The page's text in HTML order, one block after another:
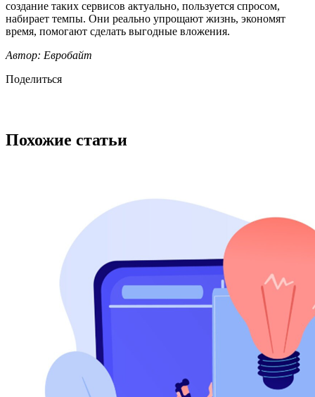
создание таких сервисов актуально, пользуется спросом,
набирает темпы. Они реально упрощают жизнь, экономят
время, помогают сделать выгодные вложения.
Автор: Евробайт
Поделиться
Похожие статьи